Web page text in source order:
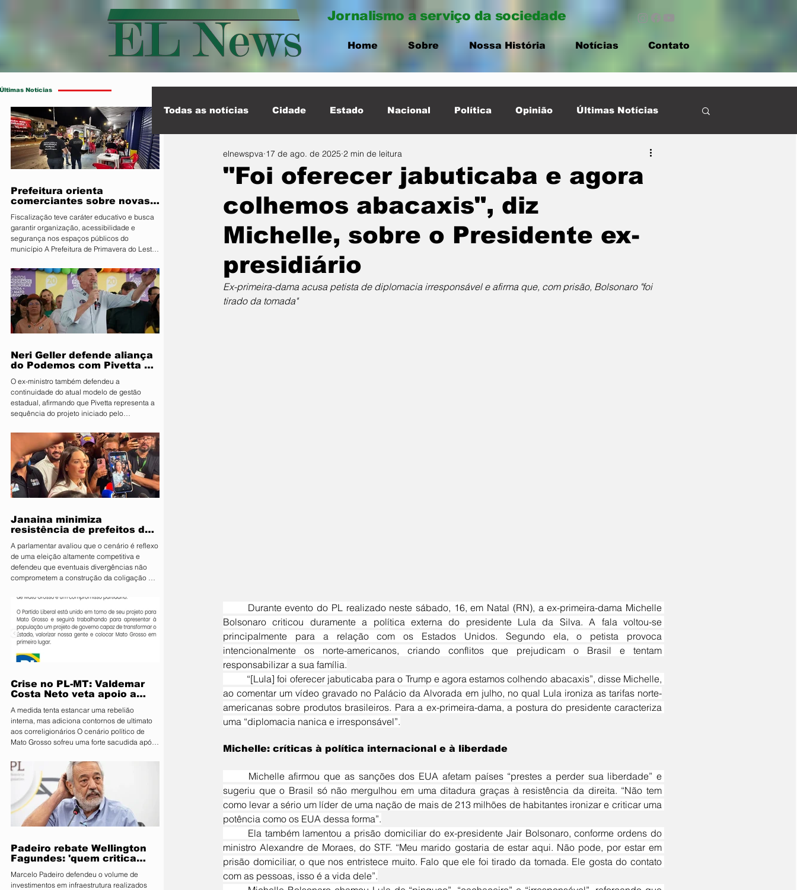
Jornalismo a serviço da sociedade
Home Sobre Nossa História Notícias Contato
Últimas Notícias
Prefeitura orienta
comerciantes sobre novas
trucks
Fiscalização teve caráter educativo e busca
garantir organização, acessibilidade e
segurança nos espaços públicos do
município A Prefeitura de Primavera do Leste,
Segurança Pública e Mobilidade Urbana, em
parceria com a Fiscalização de Obras e
Posturas, realizou uma ação de orientação
aos proprietários de food trucks e
comerciantes ambulantes na noite desta
sexta-feira (31), sobre as novas regras para
utilização de mesas e cadeiras em espa
Neri Geller defende aliança
do Podemos com Pivetta e
com esse acordo
O ex-ministro também defendeu a
continuidade do atual modelo de gestão
estadual, afirmando que Pivetta representa a
sequência do projeto iniciado pelo
deputado federal pelo Podemos, Neri Geller,
participa nesta terça-feira (4) da convenção
do Republicanos e afirmou acreditar que o
partido deve oficializar uma aliança com a
sigla para apoiar a candidatura do
governador Otaviano Pivetta ao Governo de
Mato Grosso. Ao lado do também candid
Janaina minimiza
resistência de prefeitos do
essencial para fortalecer
candidatura do MDB ao
Senado
A parlamentar avaliou que o cenário é reflexo
de uma eleição altamente competitiva e
defendeu que eventuais divergências não
comprometem a construção da coligação A
candidata ao Senado, minimizou nesta terça-
feira (4) a resistência de integrantes do PL à
aliança entre os dois partidos e afirmou que
as divergências são naturais diante da
disputa eleitoral. Segundo ela, o acordo é
estratégico para fortalecer o projeto do MDB
e ampliar
Crise no PL-MT: Valdemar
Costa Neto veta apoio a
punição
A medida tenta estancar uma rebelião
interna, mas adiciona contornos de ultimato
aos correligionários O cenário político de
Mato Grosso sofreu uma forte sacudida após
do Partido Liberal (PL). Em reunião de
emergência realizada em Brasília, o
presidente nacional da sigla, Valdemar Costa
Neto, determinou que prefeitos, vereadores e
parlamentares da legenda no estado estão
expressamente proibidos de manifestar apoio
público ou pedir v
Padeiro rebate Wellington
Fagundes: 'quem critica
que mostrar'
Marcelo Padeiro defendeu o volume de
investimentos em infraestrutura realizados
Todas as notícias Cidade Estado Nacional Política Opinião Últimas Notícias
Esporte Internacional Destaque Cidade
"Foi oferecer jabuticaba e agora
colhemos abacaxis", diz
Michelle, sobre o Presidente ex-
presidiário
elnewspva 17 de ago. de 2025 2 min de leitura
Ex-primeira-dama acusa petista de diplomacia irresponsável e afirma que, com prisão, Bolsonaro "foi
tirado da tomada"
Bolsonaro criticou duramente a política externa do presidente Lula da Silva. A fala voltou-se
principalmente para a relação com os Estados Unidos. Segundo ela, o petista provoca
intencionalmente os norte-americanos, criando conflitos que prejudicam o Brasil e tentam
responsabilizar a sua família.
ao comentar um vídeo gravado no Palácio da Alvorada em julho, no qual Lula ironiza as tarifas norte-
americanas sobre produtos brasileiros. Para a ex-primeira-dama, a postura do presidente caracteriza
uma “diplomacia nanica e irresponsável”.
Michelle: críticas à política internacional e à liberdade
sugeriu que o Brasil só não mergulhou em uma ditadura graças à resistência da direita. “Não tem
como levar a sério um líder de uma nação de mais de 213 milhões de habitantes ironizar e criticar uma
potência como os EUA dessa forma”.
ministro Alexandre de Moraes, do STF. “Meu marido gostaria de estar aqui. Não pode, por estar em
prisão domiciliar, o que nos entristece muito. Falo que ele foi tirado da tomada. Ele gosta do contato
com as pessoas, isso é a vida dele”.